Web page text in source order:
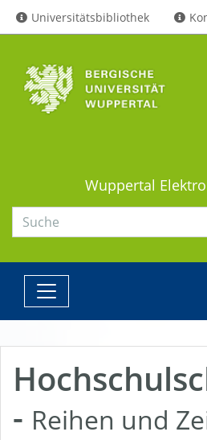
Universitätsbibliothek
Wuppertal
- Reihen und